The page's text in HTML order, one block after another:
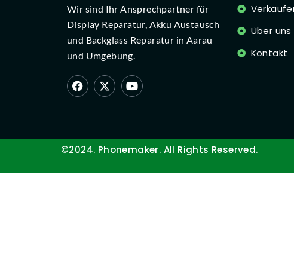
Wir sind Ihr Ansprechpartner für
Display Reparatur, Akku Austausch
und Backglass Reparatur in Aarau
und Umgebung.
Über uns
Kontakt
©2024. Phonemaker. All Rights Reserved.